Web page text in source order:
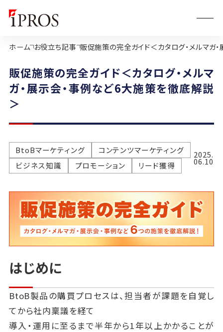
ホーム お役立ち記事 販促施策の完全ガイド＜カタログ・メルマガ
販促施策の完全ガイド＜カタログ・メルマ
ガ・展示会・事例など6大施策を徹底解説
＞
BtoBマーケティング
コンテンツマーケティング
ビジネス知識
プロモーション リード獲得
2025.
06.10
はじめに
BtoB製品の購買プロセスは、担当者が課題を自覚し
てから社内稟議を経て
導入・運用に至るまで半年から1年以上かかることが